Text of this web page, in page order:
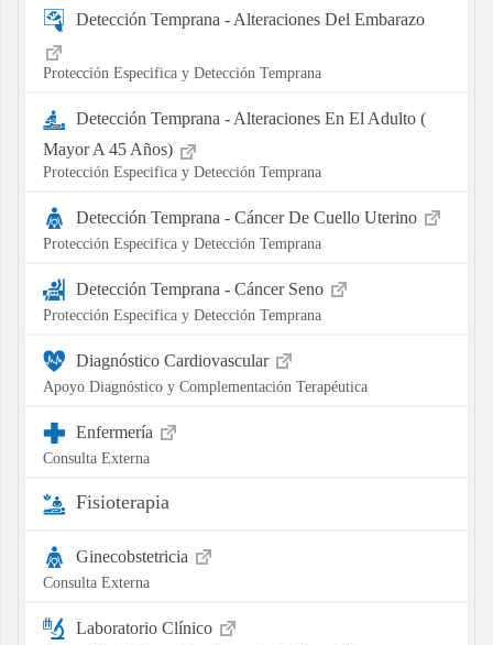
Detección Temprana - Alteraciones Del Embarazo
Protección Especifica y Detección Temprana
Detección Temprana - Alteraciones En El Adulto (
Mayor A 45 Años)
Protección Especifica y Detección Temprana
Detección Temprana - Cáncer De Cuello Uterino
Protección Especifica y Detección Temprana
Detección Temprana - Cáncer Seno
Protección Especifica y Detección Temprana
Diagnóstico Cardiovascular
Apoyo Diagnóstico y Complementación Terapéutica
Enfermería
Consulta Externa
Fisioterapia
Ginecobstetricia
Consulta Externa
Laboratorio Clínico